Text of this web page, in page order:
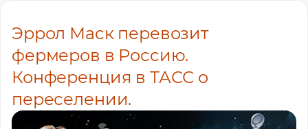
Эррол Маск перевозит
фермеров в Россию.
Конференция в ТАСС о
переселении.